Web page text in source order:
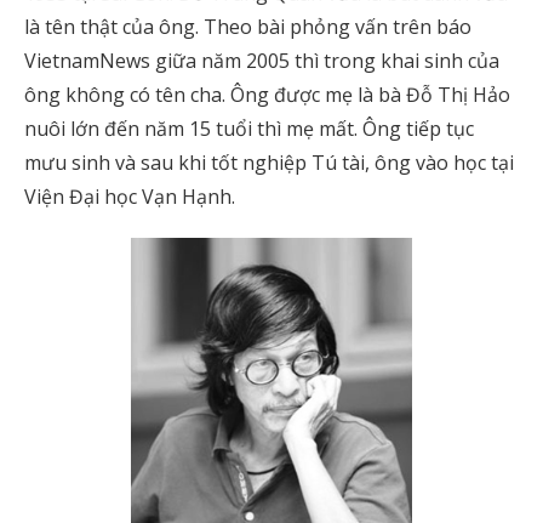
là tên thật của ông. Theo bài phỏng vấn trên báo
VietnamNews giữa năm 2005 thì trong khai sinh của
ông không có tên cha. Ông được mẹ là bà Đỗ Thị Hảo
nuôi lớn đến năm 15 tuổi thì mẹ mất. Ông tiếp tục
mưu sinh và sau khi tốt nghiệp Tú tài, ông vào học tại
Viện Đại học Vạn Hạnh.